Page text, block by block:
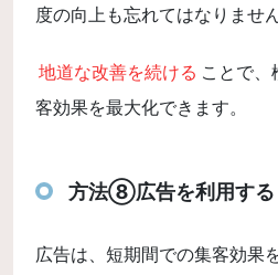
度の向上も忘れてはなりません
地道な改善を続ける ことで
客効果を最大化できます。
方法⑧広告を利用する
広告は、短期間での集客効果